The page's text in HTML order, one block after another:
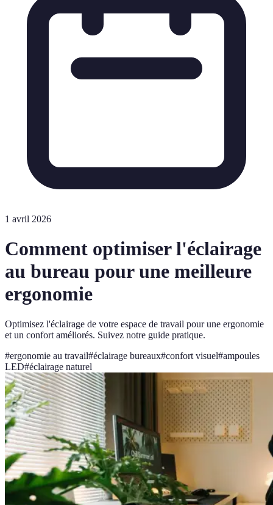
1 avril 2026
Comment optimiser l'éclairage
au bureau pour une meilleure
ergonomie
Optimisez l'éclairage de votre espace de travail pour une ergonomie
et un confort améliorés. Suivez notre guide pratique.
#ergonomie au travail#éclairage bureaux#confort visuel#ampoules
LED#éclairage naturel